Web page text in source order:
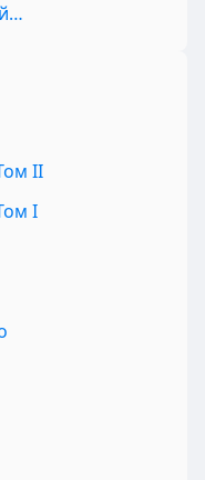
II
I